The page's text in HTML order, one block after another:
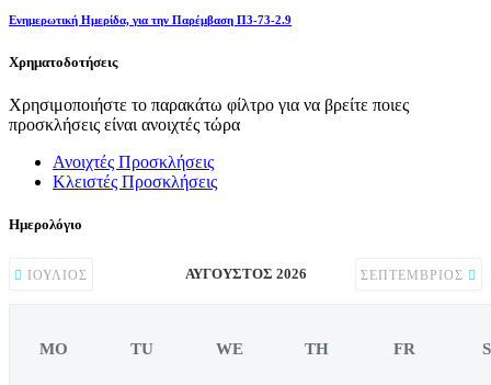
Ενημερωτική Ημερίδα, για την Παρέμβαση Π3-73-2.9
Χρηματοδοτήσεις
Χρησιμοποιήστε το παρακάτω φίλτρο για να βρείτε ποιες
προσκλήσεις είναι ανοιχτές τώρα
Ανοιχτές Προσκλήσεις
Κλειστές Προσκλήσεις
Ημερολόγιο
ΙΟΎΛΙΟΣ ΑΎΓΟΥΣΤΟΣ 2026 ΣΕΠΤΈΜΒΡΙΟΣ
MO TU WE TH FR